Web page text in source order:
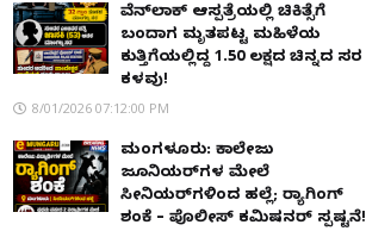
ವೆನ್‌ಲಾಕ್ ಆಸ್ಪತ್ರೆಯಲ್ಲಿ ಚಿಕಿತ್ಸೆಗೆ
ಬಂದಾಗ ಮೃತಪಟ್ಟ ಮಹಿಳೆಯ
ಕುತ್ತಿಗೆಯಲ್ಲಿದ್ದ ₹1.50 ಲಕ್ಷದ ಚಿನ್ನದ ಸರ
ಕಳವು!
8/01/2026 07:12:00 PM
ಮಂಗಳೂರು: ಕಾಲೇಜು
ಜೂನಿಯರ್‌ಗಳ ಮೇಲೆ
ಸೀನಿಯರ್‌ಗಳಿಂದ ಹಲ್ಲೆ; ರ‌್ಯಾಗಿಂಗ್
ಶಂಕೆ – ಪೊಲೀಸ್ ಕಮಿಷನರ್ ಸ್ಪಷ್ಟನೆ!